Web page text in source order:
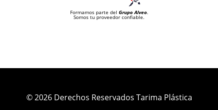
Formamos parte del Grupo Alveo.
Somos tu proveedor confiable.
© 2026 Derechos Reservados Tarima Plástica